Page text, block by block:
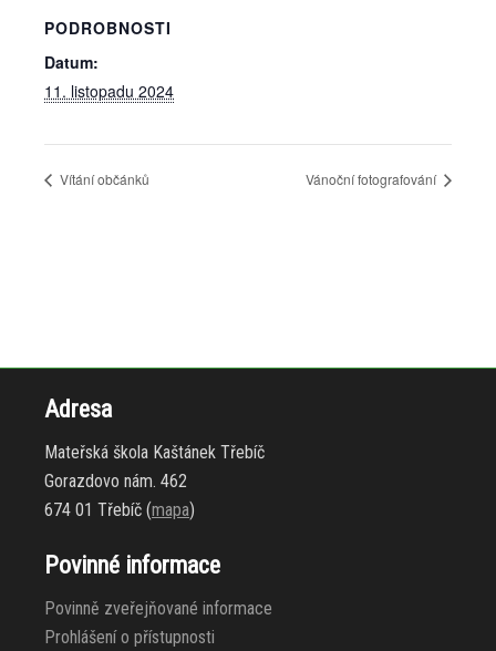
PODROBNOSTI
Datum:
11. listopadu 2024
Vítání občánků Vánoční fotografování
Adresa
Mateřská škola Kaštánek Třebíč
Gorazdovo nám. 462
674 01 Třebíč (mapa)
Povinné informace
Povinně zveřejňované informace
Prohlášení o přístupnosti